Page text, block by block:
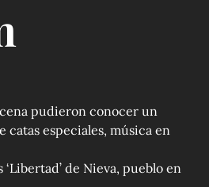
pudieron conocer un
especiales, música en
de Nieva, pueblo en